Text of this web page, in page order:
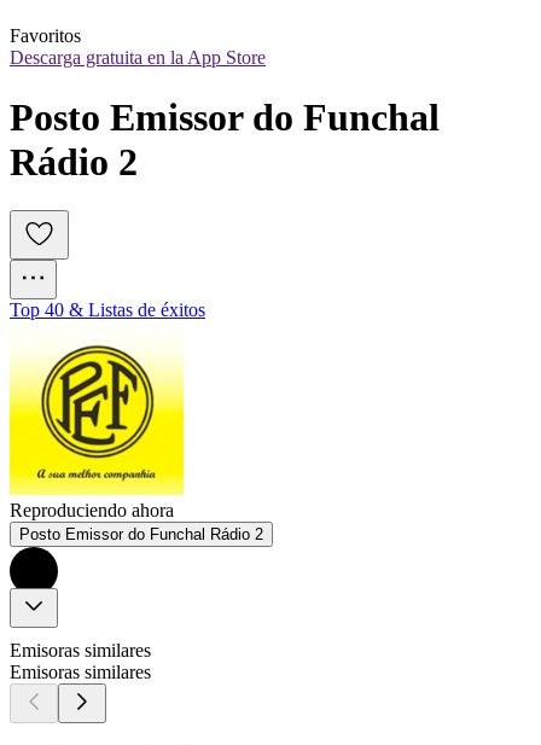
Favoritos
Descarga gratuita en la App Store
Posto Emissor do Funchal
Rádio 2
Top 40 & Listas de éxitos
Reproduciendo ahora
Posto Emissor do Funchal Rádio 2
Emisoras similares
Emisoras similares